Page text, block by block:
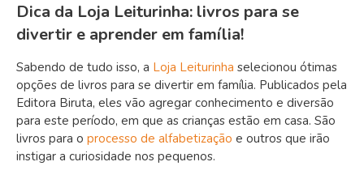
Dica da Loja Leiturinha: livros para se
divertir e aprender em família!
Sabendo de tudo isso, a Loja Leiturinha selecionou ótimas
opções de livros para se divertir em família. Publicados pela
Editora Biruta, eles vão agregar conhecimento e diversão
para este período, em que as crianças estão em casa. São
livros para o processo de alfabetização e outros que irão
instigar a curiosidade nos pequenos.